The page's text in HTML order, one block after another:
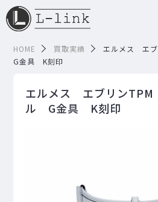
HOME 買取実績
エルメス エ
G金具 K刻印
エルメス エブリン
ル G金具 K刻印